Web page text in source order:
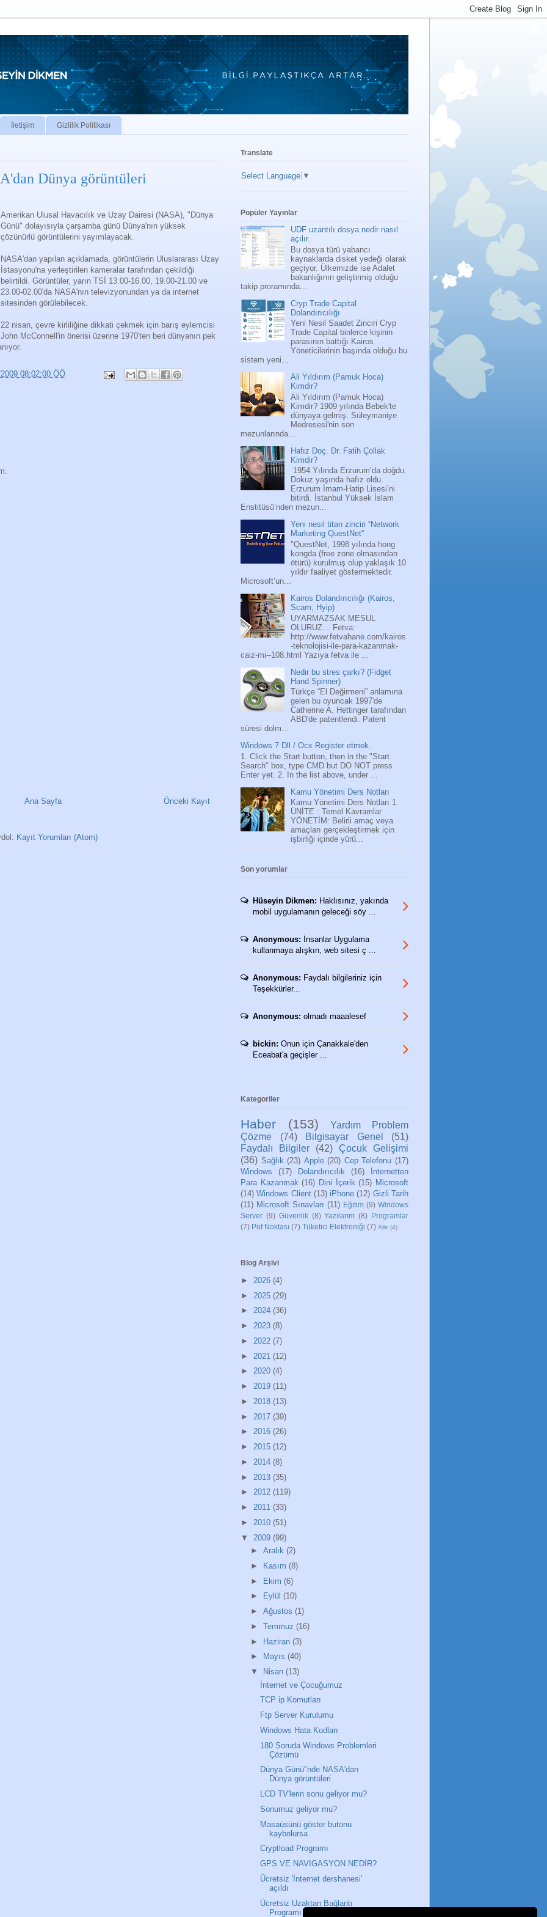
İletişim Gizlilik Politikası
Dünya görüntüleri
Amerikan Ulusal Havacılık ve Uzay Dairesi (NASA), "Dünya
Günü" dolayısıyla çarşamba günü Dünya'nın yüksek
çözünürlü görüntülerini yayımlayacak.
NASA'dan yapılan açıklamada, görüntülerin Uluslararası Uzay
İstasyonu'na yerleştirilen kameralar tarafından çekildiği
belirtildi. Görüntüler, yarın TSİ 13.00-16.00, 19.00-21.00 ve
23.00-02.00'da NASA'nın televizyonundan ya da internet
sitesinden görülebilecek.
22 nisan, çevre kirliliğine dikkati çekmek için barış eylemcisi
John McConnell'in önerisi üzerine 1970'ten beri dünyanın pek
08:02:00 ÖÖ
Önceki Kayıt
Ana Sayfa
Kayıt Yorumları (Atom)
Translate
Select Language ▼
Popüler Yayınlar
UDF uzantılı dosya nedir nasıl
açılır.
Bu dosya türü yabancı
kaynaklarda disket yedeği olarak
geçiyor. Ülkemizde ise Adalet
bakanlığının geliştirmiş olduğu
takip proramında...
Cryp Trade Capital
Dolandırıcılığı
Yeni Nesil Saadet Zinciri Cryp
Trade Capital binlerce kişinin
parasının battığı Kairos
Yöneticilerinin başında olduğu bu
sistem yeni...
Ali Yıldırım (Pamuk Hoca)
Kimdir?
Ali Yıldırım (Pamuk Hoca)
Kimdir? 1909 yılında Bebek'te
dünyaya gelmiş. Süleymaniye
Medresesi'nin son
mezunlarında...
Hafız Doç. Dr. Fatih Çollak
Kimdir?
1954 Yılında Erzurum’da doğdu.
Dokuz yaşında hafız oldu.
Erzurum İmam-Hatip Lisesi’ni
bitirdi. İstanbul Yüksek İslam
Enstitüsü’nden mezun...
Yeni nesil titan zinciri “Network
Marketing QuestNet”
"QuestNet, 1998 yılında hong
kongda (free zone olmasından
ötürü) kurulmuş olup yaklaşık 10
yıldır faaliyet göstermektedir.
Microsoft’un...
Kairos Dolandırıcılığı (Kairos,
Scam, Hyip)
UYARMAZSAK MESUL
OLURUZ… Fetva:
http://www.fetvahane.com/kairos
-teknolojisi-ile-para-kazanmak-
caiz-mi--108.html Yazıya fetva ile ...
Nedir bu stres çarkı? (Fidget
Hand Spinner)
Türkçe “El Değirmeni” anlamına
gelen bu oyuncak 1997'de
Catherine A. Hettinger tarafından
ABD'de patentlendi. Patent
süresi dolm...
Windows 7 Dll / Ocx Register etmek.
1. Click the Start button, then in the "Start
Search" box, type CMD but DO NOT press
Enter yet. 2. In the list above, under ...
Kamu Yönetimi Ders Notları
Kamu Yönetimi Ders Notları 1.
ÜNİTE : Temel Kavramlar
YÖNETİM: Belirli amaç veya
amaçları gerçekleştirmek için
işbirliği içinde yürü...
Son yorumlar
Hüseyin Dikmen: Haklısınız, yakında
mobil uygulamanın geleceği söy ...
Anonymous: İnsanlar Uygulama
kullanmaya alışkın, web sitesi ç ...
Anonymous: Faydalı bilgileriniz için
Teşekkürler...
Anonymous: olmadı maaalesef
bickin: Onun için Çanakkale'den
Eceabat'a geçişler ...
Kategoriler
Haber (153)
Yardım Problem
Çözme
(74) Bilgisayar Genel
(51)
Faydalı Bilgiler
(42) Çocuk Gelişimi
(36) Sağlık (23) Apple (20) Cep Telefonu (17)
Windows
(17) Dolandırıcılık (16)
İnternetten
Para Kazanmak (16) Dini İçerik (15) Microsoft
(14) Windows Client (13) iPhone (12) Gizli Tarih
(11) Microsoft Sınavları (11) Eğitim (9) Windows
Server (9) Güvenlik (8) Yazılarım (8)
Programlar
(7) Püf Noktası (7) Tüketici Elektroniği (7) Aile (4)
Blog Arşivi
► 2026 (4)
► 2025 (29)
► 2024 (36)
► 2023 (8)
► 2022 (7)
► 2021 (12)
► 2020 (4)
► 2019 (11)
► 2018 (13)
► 2017 (39)
► 2016 (26)
► 2015 (12)
► 2014 (8)
► 2013 (35)
► 2012 (119)
► 2011 (33)
► 2010 (51)
▼ 2009 (99)
► Aralık (2)
►
Kasım (8)
► Ekim (6)
►
Eylül (10)
► Ağustos (1)
► Temmuz (16)
► Haziran (3)
►
Mayıs (40)
▼
Nisan (13)
İnternet ve Çocuğumuz
TCP ip Komutları
Ftp Server Kurulumu
Windows Hata Kodları
180 Soruda Windows Problemleri
Çözümü
Dünya Günü"nde NASA'dan
Dünya görüntüleri
LCD TV'lerin sonu geliyor mu?
Sonumuz geliyor mu?
Masaüsünü göster butonu
kaybolursa
Cryptload Programı
GPS VE NAVIGASYON NEDİR?
Ücretsiz 'İnternet dershanesi'
açıldı
Ücretsiz Uzaktan Bağlantı
Programı